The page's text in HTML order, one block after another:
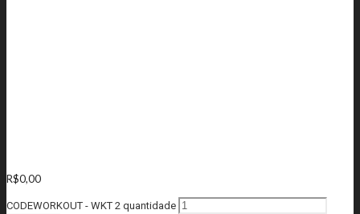
R$0,00
CODEWORKOUT - WKT 2 quantidade